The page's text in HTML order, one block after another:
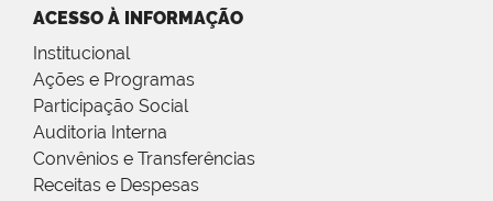
ACESSO À INFORMAÇÃO
Institucional
Ações e Programas
Participação Social
Auditoria Interna
Convênios e Transferências
Receitas e Despesas